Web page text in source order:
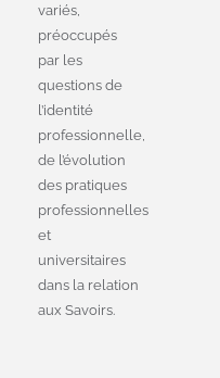
variés,
préoccupés
par les
questions de
l’identité
professionnelle,
de l’évolution
des pratiques
professionnelles
et
universitaires
dans la relation
aux Savoirs.